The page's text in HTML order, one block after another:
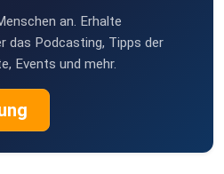
an. Erhalte
das Podcasting, Tipps der
Events und mehr.